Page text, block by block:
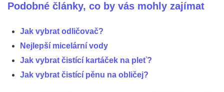
Podobné články, co by vás mohly zajímat
Jak vybrat odličovač?
Nejlepší micelární vody
Jak vybrat čistící kartáček na pleť?
Jak vybrat čistící pěnu na obličej?